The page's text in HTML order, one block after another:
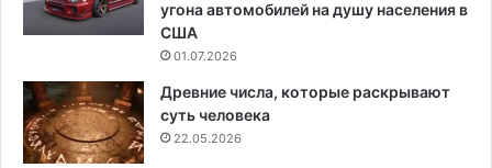
угона автомобилей на душу населения в
США
01.07.2026
Древние числа, которые раскрывают
суть человека
22.05.2026